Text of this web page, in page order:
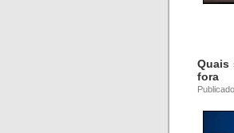
Quais
fora